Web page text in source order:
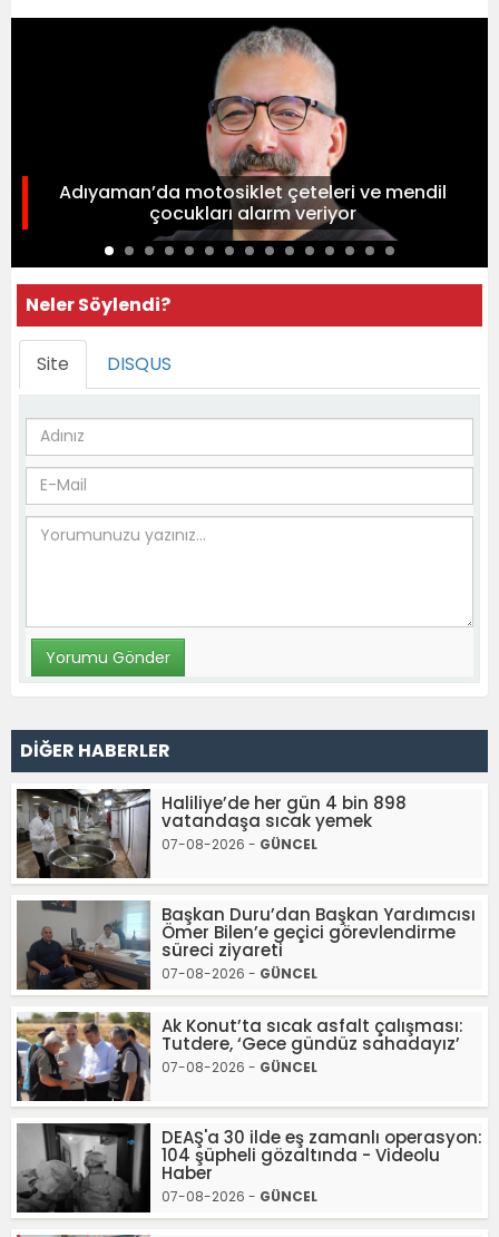
Adıyaman’da motosiklet çeteleri ve mendil
çocukları alarm veriyor
Neler Söylendi?
Site DISQUS
DİĞER HABERLER
Haliliye’de her gün 4 bin 898
vatandaşa sıcak yemek
07-08-2026 - GÜNCEL
Başkan Duru’dan Başkan Yardımcısı
Ömer Bilen’e geçici görevlendirme
süreci ziyareti
07-08-2026 - GÜNCEL
Ak Konut’ta sıcak asfalt çalışması:
Tutdere, ‘Gece gündüz sahadayız’
07-08-2026 - GÜNCEL
DEAŞ'a 30 ilde eş zamanlı operasyon:
104 şüpheli gözaltında - Videolu
Haber
07-08-2026 - GÜNCEL